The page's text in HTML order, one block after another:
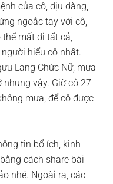
của cô, dịu dàng,
ngoắc tay với cô,
thể mất đi tất cả,
hiểu cô nhất.
Lang Chức Nữ, mưa
vậy. Giờ cô 27
mưa, để cô được
tin bổ ích, kinh
cách share bài
nhé. Ngoài ra, các